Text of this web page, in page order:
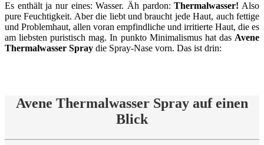
Es enthält ja nur eines: Wasser. Äh pardon:Thermalwasser! Also
pure Feuchtigkeit. Aber die liebt und braucht jede Haut, auch fettige
und Problemhaut, allen voran empfindliche und irritierte Haut, die es
am liebsten puristisch mag. In punkto Minimalismus hat das Avene
Thermalwasser Spray die Spray-Nase vorn. Das ist drin:
Avene Thermalwasser Spray auf einen
Blick